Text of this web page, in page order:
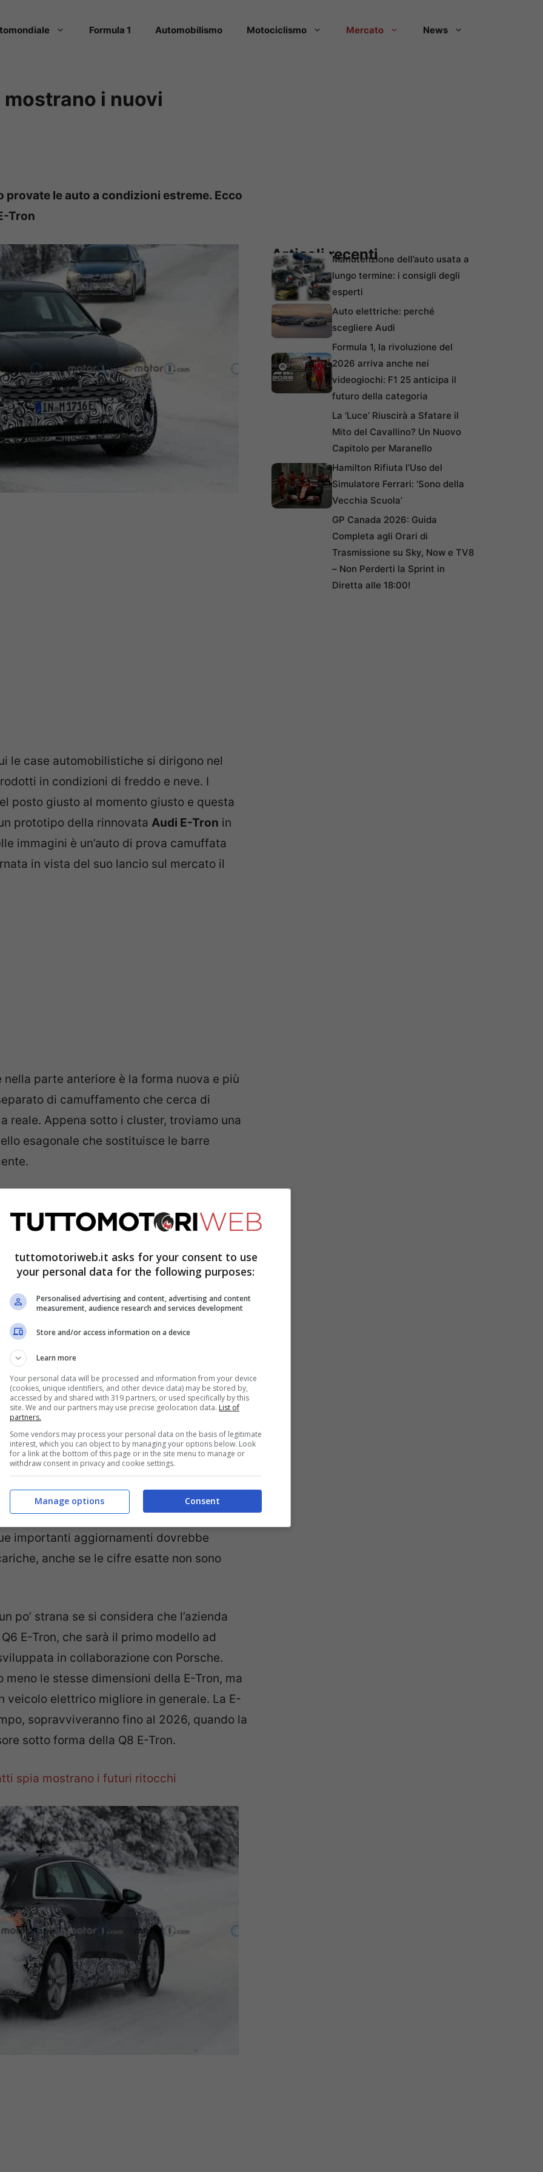
Formula 1 Automobilismo Motociclismo Mercato News
i nuovi
provate le auto a condizioni estreme. Ecco
Tron
le case automobilistiche si dirigono nel
in condizioni di freddo e neve. I
posto giusto al momento giusto e questa
prototipo della rinnovata Audi E-Tron in
immagini è un’auto di prova camuffata
in vista del suo lancio sul mercato il
parte anteriore è la forma nuova e più
di camuffamento che cerca di
reale. Appena sotto i cluster, troviamo una
esagonale che sostituisce le barre
elettrico rinnovato nel novembre di
di telecamere al posto degli specchietti
ha specchietti tradizionali che
di design generale dell’auto. Un paio di
sul retro e questi chiudono le novità del
accadere sotto la pelle dove la E-
batteriee nuovi e più efficienti motori
importanti aggiornamenti dovrebbe
anche se le cifre esatte non sono
po’ strana se si considera che l’azienda
E-Tron, che sarà il primo modello ad
in collaborazione con Porsche.
le stesse dimensioni della E-Tron, ma
veicolo elettrico migliore in generale. La E-
sopravviveranno fino al 2026, quando la
sotto forma della Q8 E-Tron.
spia mostrano i futuri ritocchi
Articoli recentiManutenzione dell’auto usata a
lungo termine: i consigli degli
esperti
Auto elettriche: perché
scegliere Audi
Formula 1, la rivoluzione del
2026 arriva anche nei
videogiochi: F1 25 anticipa il
futuro della categoria
La ‘Luce’ Riuscirà a Sfatare il
Mito del Cavallino? Un Nuovo
Capitolo per Maranello
Hamilton Rifiuta l’Uso del
Simulatore Ferrari: ‘Sono della
Vecchia Scuola’
GP Canada 2026: Guida
Completa agli Orari di
Trasmissione su Sky, Now e TV8
– Non Perderti la Sprint in
Diretta alle 18:00!
tuttomotoriweb.it asks for your consent to use
your personal data for the following purposes:
Personalised advertising and content, advertising and content
measurement, audience research and services development
Store and/or access information on a device
Learn more
Your personal data will be processed and information from your device
(cookies, unique identifiers, and other device data) may be stored by,
accessed by and shared with 319 partners, or used specifically by this
site. We and our partners may use precise geolocation data. List of
partners.
Some vendors may process your personal data on the basis of legitimate
interest, which you can object to by managing your options below. Look
for a link at the bottom of this page or in the site menu to manage or
withdraw consent in privacy and cookie settings.
Consent
Manage options